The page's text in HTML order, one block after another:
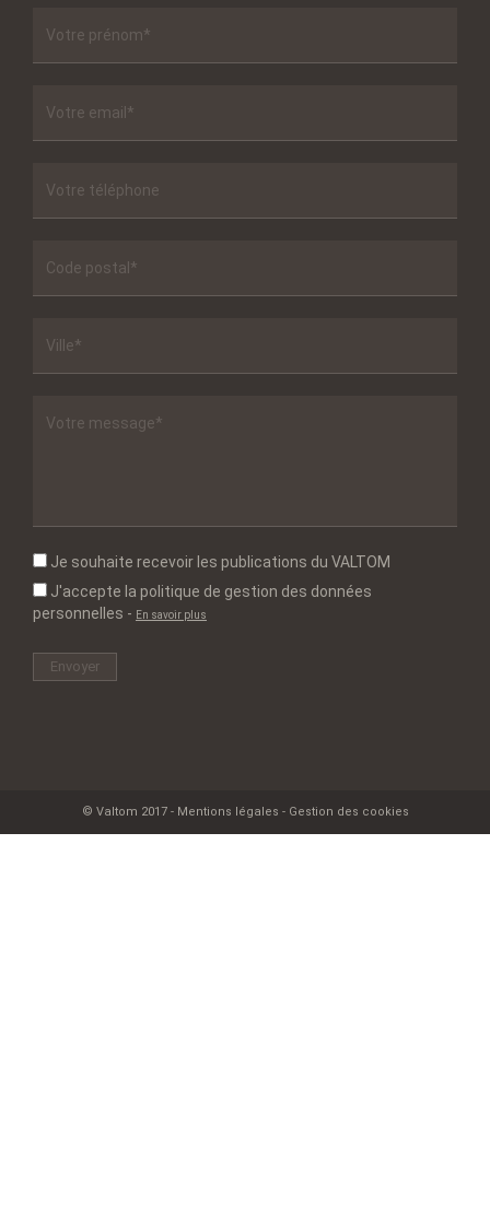
Je souhaite recevoir les publications du VALTOM
J'accepte la politique de gestion des données
personnelles - En savoir plus
© Valtom 2017 - Mentions légales - Gestion des cookies